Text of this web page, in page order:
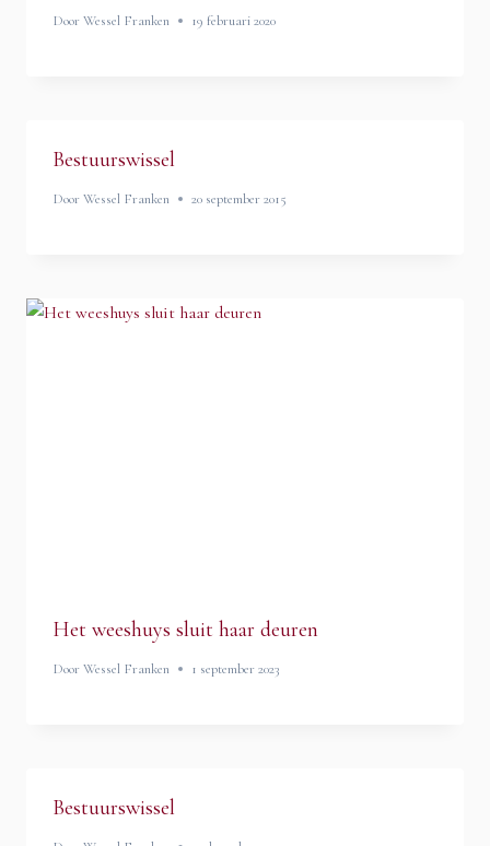
DoorWessel Franken 19 februari 2020
Bestuurswissel
DoorWessel Franken 20 september 2015
Het weeshuys sluit haar deuren
DoorWessel Franken 1 september 2023
Bestuurswissel